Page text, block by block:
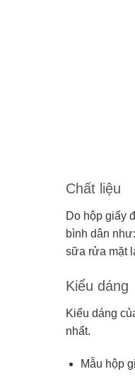
Chất liệu
Do hộp giấy
bình dân
sữa rửa mặt
Kiểu dáng
Kiểu dáng
nhất.
Mẫu hộp